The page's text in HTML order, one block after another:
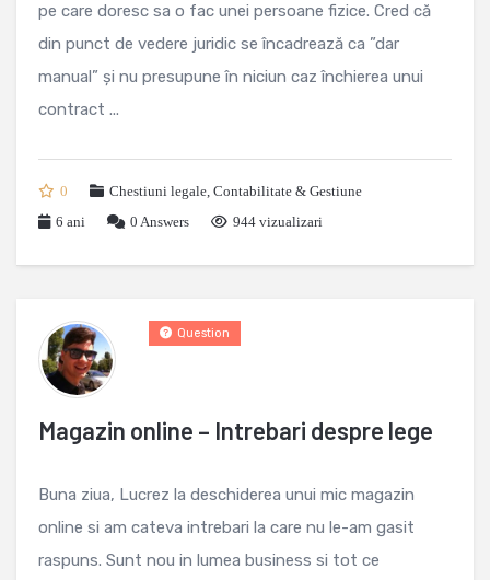
pe care doresc sa o fac unei persoane fizice. Cred că
din punct de vedere juridic se încadrează ca ”dar
manual” și nu presupune în niciun caz închierea unui
contract ...
0 Chestiuni legale, Contabilitate & Gestiune
6 ani
0 Answers 944 vizualizari
Magazin online – Intrebari despre lege
Question
Buna ziua, Lucrez la deschiderea unui mic magazin
online si am cateva intrebari la care nu le-am gasit
raspuns. Sunt nou in lumea business si tot ce